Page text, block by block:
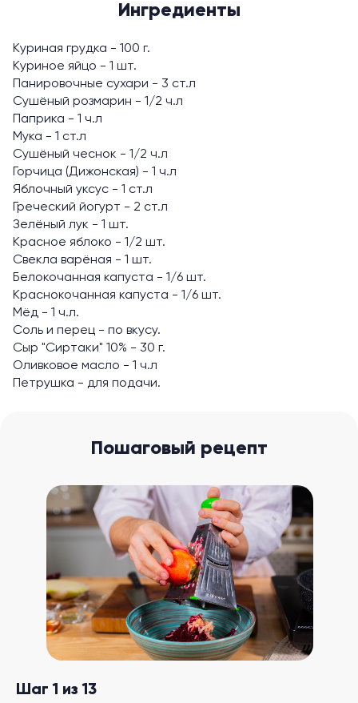
Ингредиенты
Куриная грудка - 100 г.
Куриное яйцо - 1 шт.
Панировочные сухари - 3 ст.л
Сушёный розмарин - 1/2 ч.л
Паприка - 1 ч.л
Мука - 1 ст.л
Сушёный чеснок - 1/2 ч.л
Горчица (Дижонская) - 1 ч.л
Яблочный уксус - 1 ст.л
Греческий йогурт - 2 ст.л
Зелёный лук - 1 шт.
Красное яблоко - 1/2 шт.
Свекла варёная - 1 шт.
Белокочанная капуста - 1/6 шт.
Краснокочанная капуста - 1/6 шт.
Мёд - 1 ч.л.
Соль и перец - по вкусу.
Сыр "Сиртаки" 10% - 30 г.
Оливковое масло - 1 ч.л
Петрушка - для подачи.
Пошаговый рецепт
Шаг 1 из 13